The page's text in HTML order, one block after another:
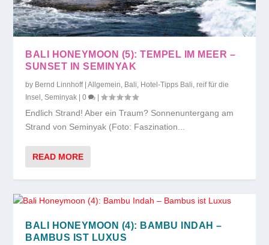
BALI HONEYMOON (5): TEMPEL IM MEER –
SUNSET IN SEMINYAK
by Bernd Linnhoff|Allgemein, Bali, Hotel-Tipps Bali,reif für die
Insel ,Seminyak |0 |
Endlich Strand! Aber ein Traum? Sonnenuntergang am
Strand von Seminyak (Foto: Faszination...
READ MORE
BALI HONEYMOON (4): BAMBU INDAH –
BAMBUS IST LUXUS